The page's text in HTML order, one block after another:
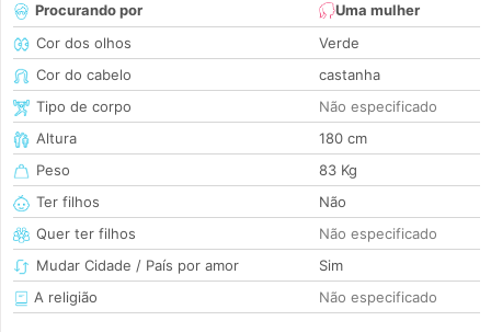
Procurando por
Uma mulher
Cor dos olhos
Verde
Cor do cabelo
castanha
Tipo de corpo
Não especificado
Altura
180 cm
Peso
83 Kg
Ter filhos
Não
Quer ter filhos
Não especificado
Mudar Cidade / País por amor
Sim
A religião
Não especificado